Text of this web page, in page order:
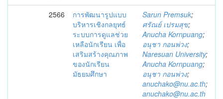
2566
การพัฒนารูปแบบ
บริหารเชิงกลยุทธ์
ระบบการดูแลช่วย
เหลือนักเรียน เพื่อ
เสริมสร้างคุณภาพ
ของนักเรียน
มัธยมศึกษา
Sarun Premsuk;
ศรัณย์ เปรมสุข;
Anucha Kornpuang;
อนุชา กอนพ่วง;
Naresuan University;
Anucha Kornpuang;
อนุชา กอนพ่วง;
anuchako@nu.ac.th;
anuchako@nu.ac.th